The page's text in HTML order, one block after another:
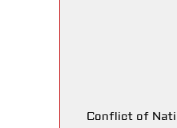
Conflict of